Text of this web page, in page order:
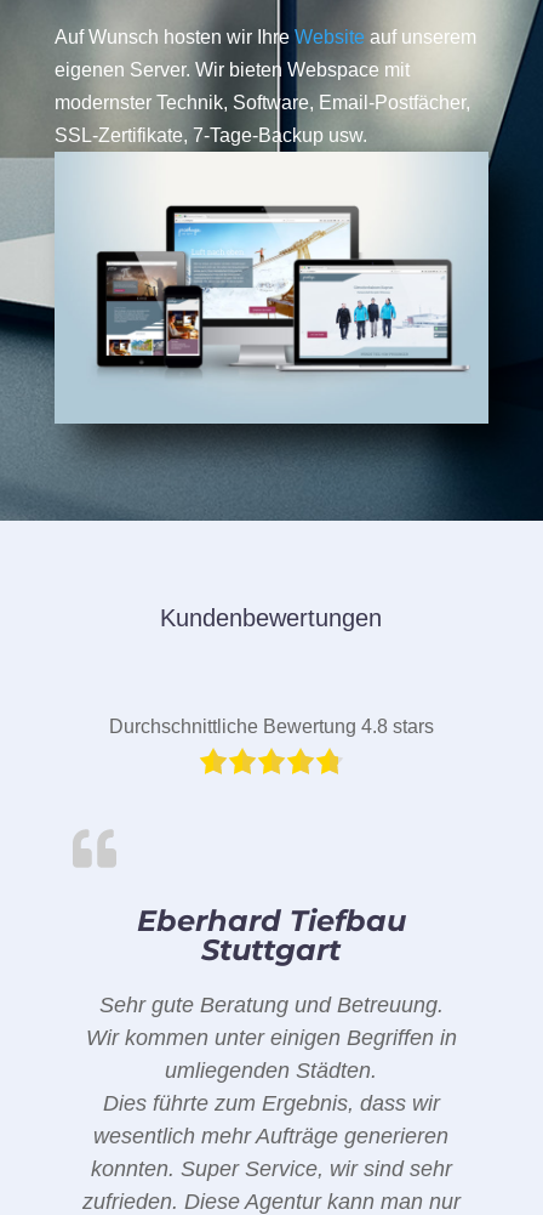
Auf Wunsch hosten wir Ihre Website auf unserem
eigenen Server. Wir bieten Webspace mit
modernster Technik, Software, Email-Postfächer,
SSL-Zertifikate, 7-Tage-Backup usw.
Kundenbewertungen
Durchschnittliche Bewertung 4.8 stars
Eberhard Tiefbau
Stuttgart
Sehr gute Beratung und Betreuung.
Wir kommen unter einigen Begriffen in
umliegenden Städten.
Dies führte zum Ergebnis, dass wir
wesentlich mehr Aufträge generieren
konnten. Super Service, wir sind sehr
zufrieden. Diese Agentur kann man nur